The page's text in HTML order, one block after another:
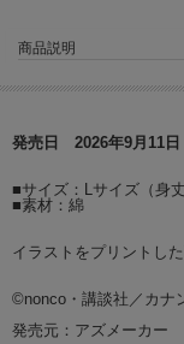
商品説明
発売日 2026年9月11日
■サイズ：Lサイズ（身
■素材：綿
イラストをプリントした
©nonco・講談社／カナ
発売元：アズメーカー